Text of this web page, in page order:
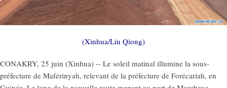
(Xinhua/Liu Qiong)
CONAKRY, 25 juin (Xinhua) -- Le soleil matinal illumine la sous-
préfecture de Maférinyah, relevant de la préfecture de Forécariah, en